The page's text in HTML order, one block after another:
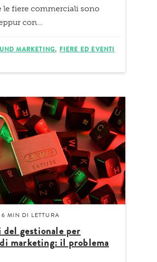
le fiere commerciali sono
con...
MARKETING, FIERE ED EVENTI
6 MIN DI LETTURA
gestionale per
marketing: il problema